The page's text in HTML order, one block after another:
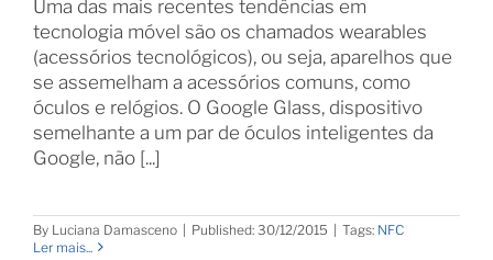
Uma das mais recentes tendências em
tecnologia móvel são os chamados wearables
(acessórios tecnológicos), ou seja, aparelhos que
se assemelham a acessórios comuns, como
óculos e relógios. O Google Glass, dispositivo
semelhante a um par de óculos inteligentes da
Google, não [...]
By Luciana Damasceno | Published: 30/12/2015 | Tags: NFC
Ler mais...